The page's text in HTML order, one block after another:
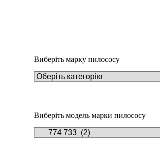
Виберіть марку пилососу
Виберіть модель марки пилососу